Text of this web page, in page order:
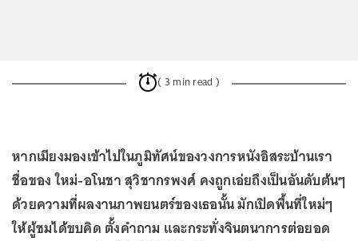
( 3 min read )
หากเมียงมองเข้าไปในภูมิทัศน์ของวงการหนังอิสระบ้านเรา
ชื่อของ ใหม่-อโนชา สุวิชากรพงศ์ คงถูกเอ่ยถึงเป็นอันดับต้นๆ
ด้วยความที่ผลงานภาพยนตร์ของเธอนั้น มักเปิดพื้นที่ใหม่ๆ
ให้ผู้ชมได้ขบคิด ตั้งคำถาม และกระทั่งจินตนาการต่อยอด